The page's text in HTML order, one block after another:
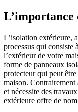
L’importance
L’isolation extérieure,
processus qui consiste
l’extérieur de votre
forme de panneaux
protecteur qui peut
maison. Contrairement
et nécessite des
extérieure offre de